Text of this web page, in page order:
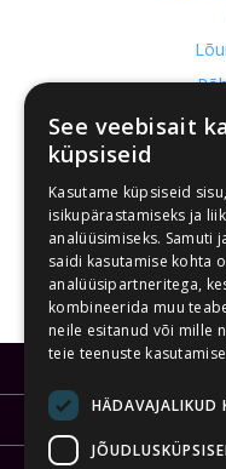
See veebisait
küpsiseid
Kasutame küpsiseid
isikupärastamiseks ja
analüüsimiseks. Samuti
saidi kasutamise kohta
analüüsipartneritega,
kombineerida muu
neile esitanud või mille
teie teenuste
HÄDAVAJALIKUD